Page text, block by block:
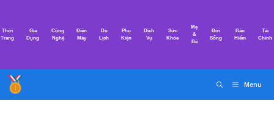
nội
Thời
Trang
Gia
Dụng
Công
Nghệ
Điện
Máy
Du
Lịch
Phụ
Kiện
Dịch
Vụ
Sức
Khỏe
Mẹ
&
Bé
Đời
Sống
Bảo
Hiểm
Tài
Chính
Menu